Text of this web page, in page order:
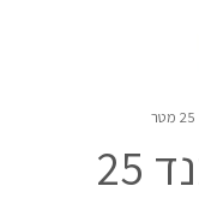
סרט משיכה סטלבנד 25